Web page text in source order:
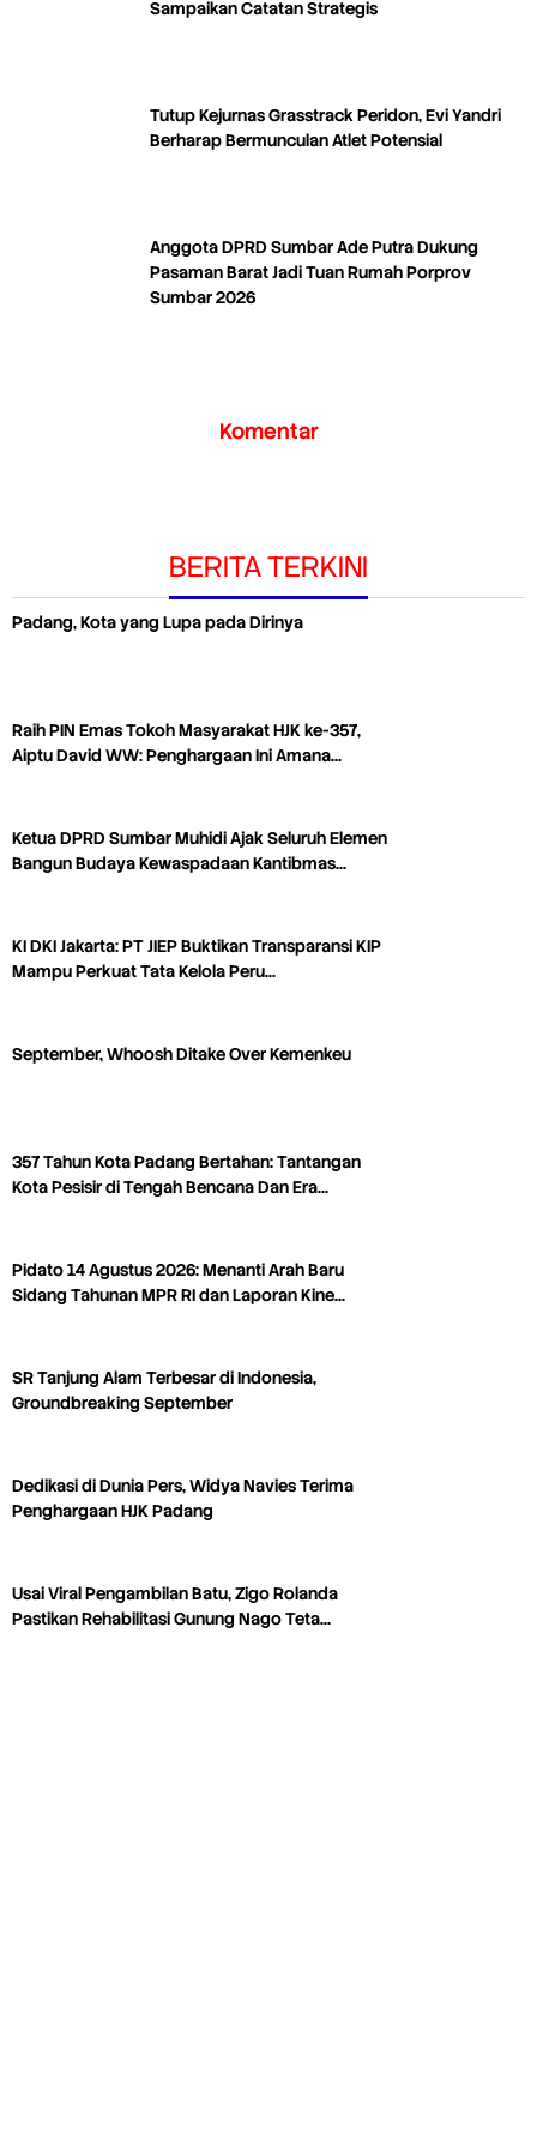
Sampaikan Catatan Strategis
Tutup Kejurnas Grasstrack Peridon, Evi Yandri
Berharap Bermunculan Atlet Potensial
Anggota DPRD Sumbar Ade Putra Dukung
Pasaman Barat Jadi Tuan Rumah Porprov
Sumbar 2026
Komentar
BERITA TERKINI
Padang, Kota yang Lupa pada Dirinya
Raih PIN Emas Tokoh Masyarakat HJK ke-357,
Aiptu David WW: Penghargaan Ini Amana…
Ketua DPRD Sumbar Muhidi Ajak Seluruh Elemen
Bangun Budaya Kewaspadaan Kantibmas…
KI DKI Jakarta: PT JIEP Buktikan Transparansi KIP
Mampu Perkuat Tata Kelola Peru…
September, Whoosh Ditake Over Kemenkeu
357 Tahun Kota Padang Bertahan: Tantangan
Kota Pesisir di Tengah Bencana Dan Era…
Pidato 14 Agustus 2026: Menanti Arah Baru
Sidang Tahunan MPR RI dan Laporan Kine…
SR Tanjung Alam Terbesar di Indonesia,
Groundbreaking September
Dedikasi di Dunia Pers, Widya Navies Terima
Penghargaan HJK Padang
Usai Viral Pengambilan Batu, Zigo Rolanda
Pastikan Rehabilitasi Gunung Nago Teta…